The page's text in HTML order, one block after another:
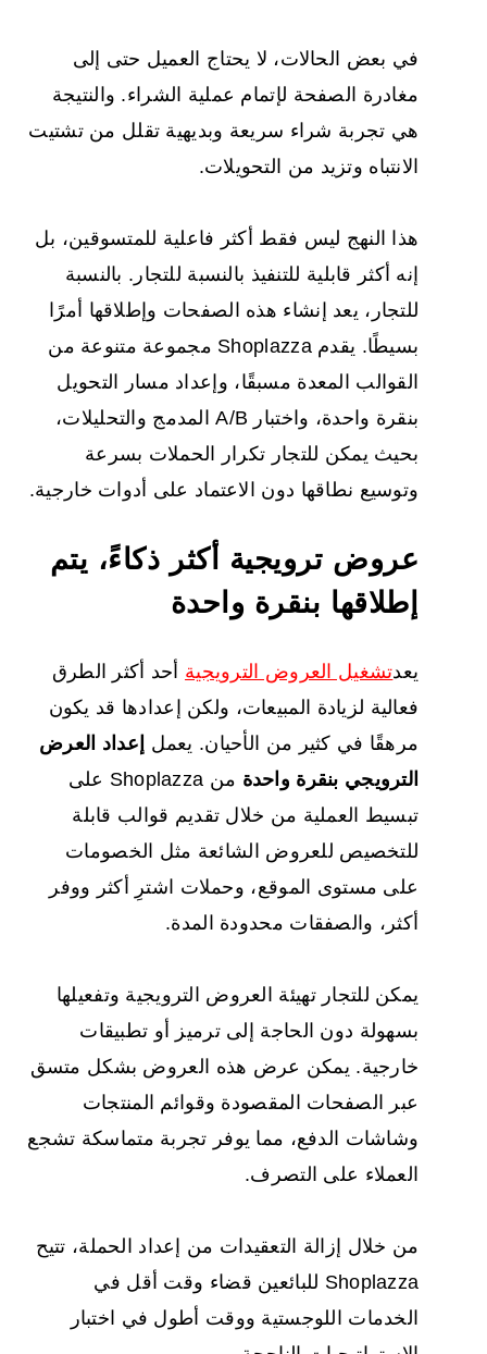
في بعض الحالات، لا يحتاج العميل حتى إلى
مغادرة الصفحة لإتمام عملية الشراء. والنتيجة
هي تجربة شراء سريعة وبديهية تقلل من تشتيت
الانتباه وتزيد من التحويلات.
هذا النهج ليس فقط أكثر فاعلية للمتسوقين، بل
إنه أكثر قابلية للتنفيذ بالنسبة للتجار. بالنسبة
للتجار، يعد إنشاء هذه الصفحات وإطلاقها أمرًا
بسيطًا. يقدم Shoplazza مجموعة متنوعة من
القوالب المعدة مسبقًا، وإعداد مسار التحويل
بنقرة واحدة، واختبار A/B المدمج والتحليلات،
بحيث يمكن للتجار تكرار الحملات بسرعة
وتوسيع نطاقها دون الاعتماد على أدوات خارجية.
عروض ترويجية أكثر ذكاءً، يتم
إطلاقها بنقرة واحدة
يعدتشغيل العروض الترويجية أحد أكثر الطرق
فعالية لزيادة المبيعات، ولكن إعدادها قد يكون
مرهقًا في كثير من الأحيان. يعمل
إعداد العرض
الترويجي بنقرة واحدة
من Shoplazza على
تبسيط العملية من خلال تقديم قوالب قابلة
للتخصيص للعروض الشائعة مثل الخصومات
على مستوى الموقع، وحملات اشترِ أكثر ووفر
أكثر، والصفقات محدودة المدة.
يمكن للتجار تهيئة العروض الترويجية وتفعيلها
بسهولة دون الحاجة إلى ترميز أو تطبيقات
خارجية. يمكن عرض هذه العروض بشكل متسق
عبر الصفحات المقصودة وقوائم المنتجات
وشاشات الدفع، مما يوفر تجربة متماسكة تشجع
العملاء على التصرف.
من خلال إزالة التعقيدات من إعداد الحملة، تتيح
Shoplazza للبائعين قضاء وقت أقل في
الخدمات اللوجستية ووقت أطول في اختبار